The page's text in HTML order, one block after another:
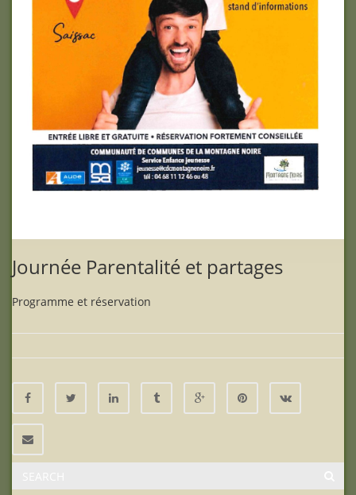
Journée Parentalité et partages
Programme et réservation